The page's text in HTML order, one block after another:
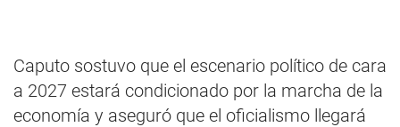
Caputo sostuvo que el escenario político de cara
a 2027 estará condicionado por la marcha de la
economía y aseguró que el oficialismo llegará